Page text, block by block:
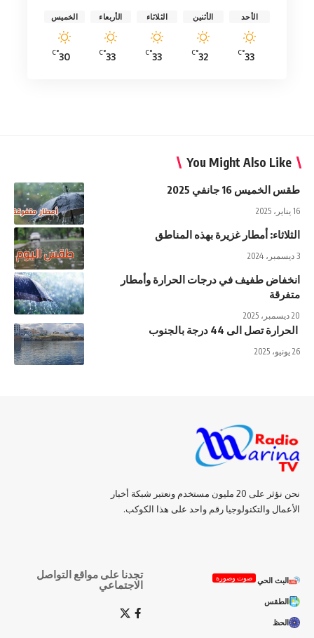
الأحد
33
°C
الأثنين
32
°C
الثلاثاء
33
°C
الأربعاء
33
°C
الخميس
30
°C
You Might Also Like
طقس الخميس 16 جانفي 2025
16 يناير، 2025
الثلاثاء: أمطار غزيرة بهذه المناطق
3 ديسمبر، 2024
انخفاض طفيف في درجات الحرارة وأمطار
متفرقة
20 ديسمبر، 2025
الحرارة تصل الى 44 درجة بالجنوب
26 يونيو، 2025
نحن نؤثر على 20 مليون مستخدم ونعتبر شبكة أخبار
الأعمال والتكنولوجيا رقم واحد على هذا الكوكب.
البث الحي صوت وصورة
الطقس
الحظ
تجدنا على مواقع التواصل
الاجتماعي